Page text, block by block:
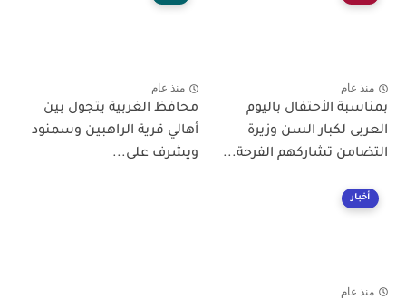
منذ عام
بمناسبة الأحتفال باليوم
العربى لكبار السن وزيرة
التضامن تشاركهم الفرحة...
منذ عام
محافظ الغربية يتجول بين
أهالي قرية الراهبين وسمنود
ويشرف على...
أخبار
منذ عام